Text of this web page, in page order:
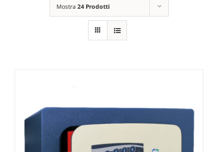
VAI AL SITO PICCIONI S.r.l.
Mostra 24 Prodotti